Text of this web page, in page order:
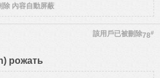
除 內容自動屏蔽
78#
該用戶已被刪除
рожать